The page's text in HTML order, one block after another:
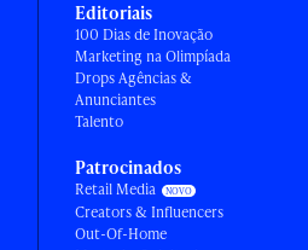
Editoriais
100 Dias de Inovação
Marketing na Olimpíada
Drops Agências &
Anunciantes
Talento
Patrocinados
Retail Media
Creators & Influencers
Out-Of-Home